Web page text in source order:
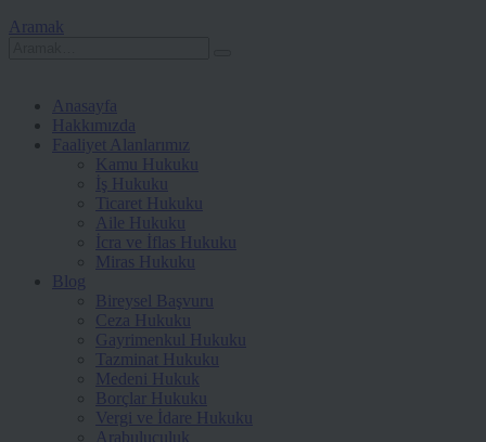
Aramak
Anasayfa
Hakkımızda
Faaliyet Alanlarımız
Kamu Hukuku
İş Hukuku
Ticaret Hukuku
Aile Hukuku
İcra ve İflas Hukuku
Miras Hukuku
Blog
Bireysel Başvuru
Ceza Hukuku
Gayrimenkul Hukuku
Tazminat Hukuku
Medeni Hukuk
Borçlar Hukuku
Vergi ve İdare Hukuku
Arabuluculuk